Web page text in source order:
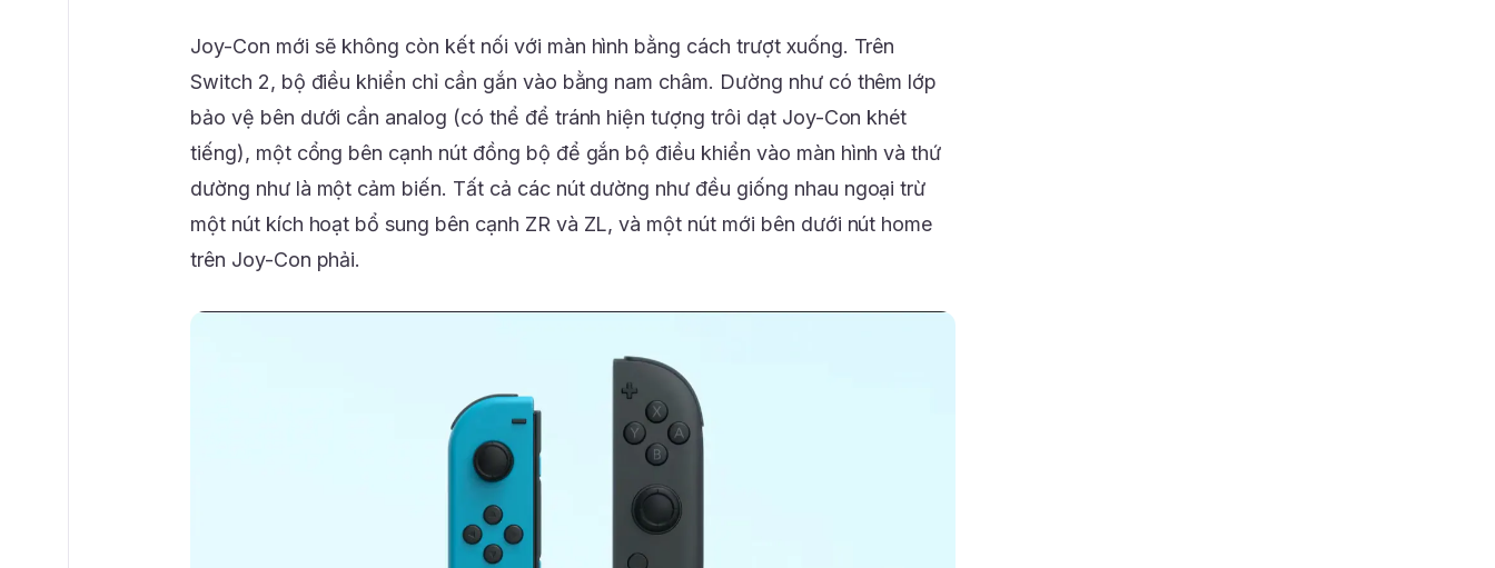
Joy-Con mới sẽ không còn kết nối với màn hình bằng cách trượt xuống. Trên
Switch 2, bộ điều khiển chỉ cần gắn vào bằng nam châm. Dường như có thêm lớp
bảo vệ bên dưới cần analog (có thể để tránh hiện tượng trôi dạt Joy-Con khét
tiếng), một cổng bên cạnh nút đồng bộ để gắn bộ điều khiển vào màn hình và thứ
dường như là một cảm biến. Tất cả các nút dường như đều giống nhau ngoại trừ
một nút kích hoạt bổ sung bên cạnh ZR và ZL, và một nút mới bên dưới nút home
trên Joy-Con phải.